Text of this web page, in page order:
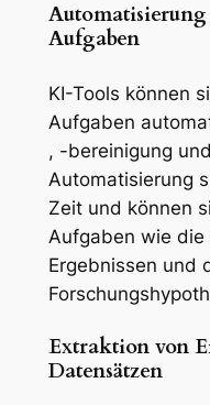
Aufgaben
KI-Tools können
Aufgaben
, -bereinigung
Automatisierung
Zeit und können
Aufgaben wie die
Ergebnissen und
Extraktion von
Datensätzen